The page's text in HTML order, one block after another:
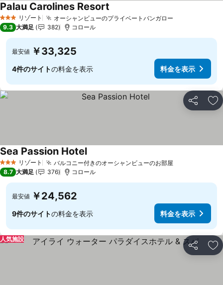
3 ホテルのランク
リゾート オーシャンビューのプライベートバンガロー
Palau Carolines Resort
9.3 大満足 382 コロール
最安値 ￥33,325
4件のサイトの料金を表示 料金を表示
シェア お
3 ホテルのランク
リゾート バルコニー付きのオーシャンビューのお部屋料金を表示
Sea Passion Hotel料金を表示
8.7 大満足 376 コロール
最安値 ￥24,562
9件のサイトの料金を表示 料金を表示
シェア お
人気施設